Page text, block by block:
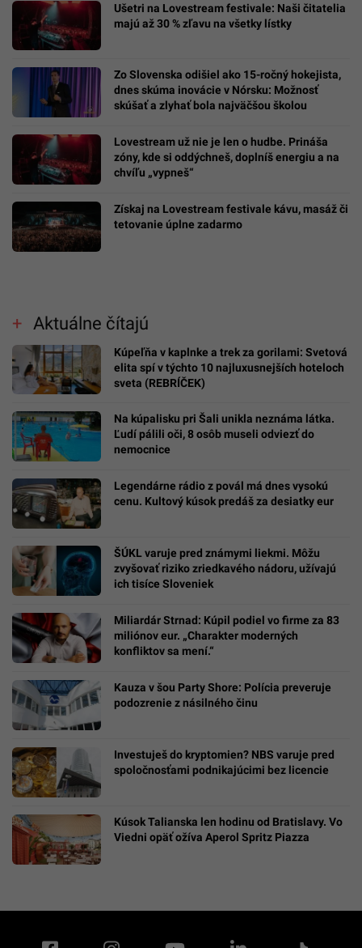
Ušetri na Lovestream festivale: Naši čitatelia
majú až 30 % zľavu na všetky lístky
Zo Slovenska odišiel ako 15-ročný hokejista,
dnes skúma inovácie v Nórsku: Možnosť
skúšať a zlyhať bola najväčšou školou
Lovestream už nie je len o hudbe. Prináša
zóny, kde si oddýchneš, doplníš energiu a na
chvíľu „vypneš“
Získaj na Lovestream festivale kávu, masáž či
tetovanie úplne zadarmo
Aktuálne čítajú
Kúpeľňa v kaplnke a trek za gorilami: Svetová
elita spí v týchto 10 najluxusnejších hoteloch
sveta (REBRÍČEK)
Na kúpalisku pri Šali unikla neznáma látka.
Ľudí pálili oči, 8 osôb museli odviezť do
nemocnice
Legendárne rádio z povál má dnes vysokú
cenu. Kultový kúsok predáš za desiatky eur
ŠÚKL varuje pred známymi liekmi. Môžu
zvyšovať riziko zriedkavého nádoru, užívajú
ich tisíce Sloveniek
Miliardár Strnad: Kúpil podiel vo firme za 83
miliónov eur. „Charakter moderných
konfliktov sa mení.“
Kauza v šou Party Shore: Polícia preveruje
podozrenie z násilného činu
Investuješ do kryptomien? NBS varuje pred
spoločnosťami podnikajúcimi bez licencie
Kúsok Talianska len hodinu od Bratislavy. Vo
Viedni opäť ožíva Aperol Spritz Piazza